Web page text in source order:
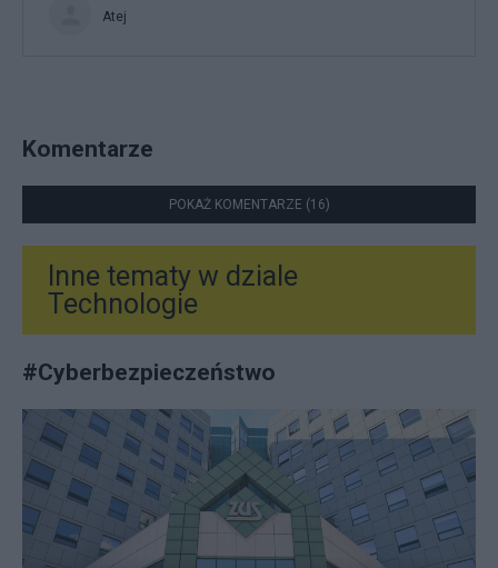
Atej
Komentarze
POKAŻ KOMENTARZE (16)
Inne tematy w dziale
Technologie
#Cyberbezpieczeństwo